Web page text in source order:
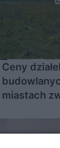
Ceny
miastach